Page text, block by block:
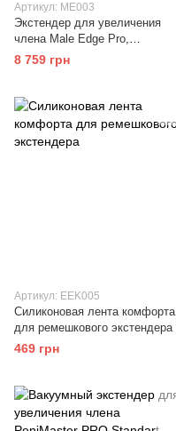
Артикул: ME003
Экстендер для увеличения
члена Male Edge Pro,
ремешковый, масса всего 65 г,
прочный пластик
8 759 грн
Артикул: EEK005
Силиконовая лента комфорта
для ремешкового экстендера
469 грн